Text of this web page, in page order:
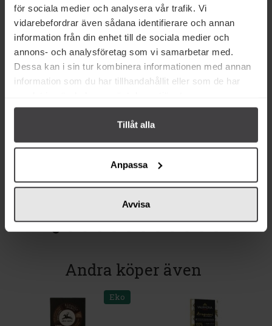
för sociala medier och analysera vår trafik. Vi
vidarebefordrar även sådana identifierare och annan
information från din enhet till de sociala medier och
annons- och analysföretag som vi samarbetar med.
Dessa kan i sin tur kombinera informationen med annan
information som du har tillhandahållit eller som de har
Tillåt alla
Anpassa
Avvisa
Relaterade varor
Eko
Köp
Mörk Choklad 100g
Köp
Andra köper även
Eko